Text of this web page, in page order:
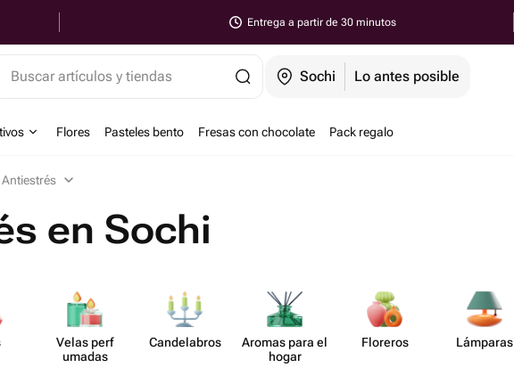
Entrega a partir de 30 minutos
Buscar artículos y tiendas Sochi Lo antes posible
Flores Pasteles bento Fresas con chocolate Pack regalo
Antiestrés
en Sochi
Velas perf​
umadas
Cande​labros
Aromas para el
hogar
Floreros Lámparas